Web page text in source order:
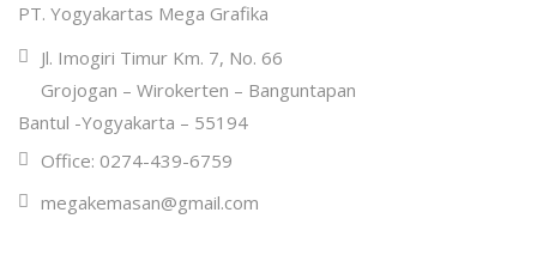
PT. Yogyakartas Mega Grafika
Jl. Imogiri Timur Km. 7, No. 66
Grojogan – Wirokerten – Banguntapan
Bantul -Yogyakarta – 55194
Office: 0274-439-6759
megakemasan@gmail.com